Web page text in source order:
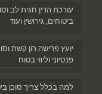
עורכת הדין חגית לב
ביטוחים, גירושין ועוד
יועץ פרישה רון קשת
פנסיוני וליווי בטוח
למה בכלל צריך סוכן